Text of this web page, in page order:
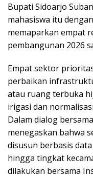
Bupati Sidoarjo
mahasiswa itu
memaparkan empat
pembangunan 2026
Empat sektor
perbaikan
atau ruang terbuka
irigasi dan
Dalam dialog
menegaskan bahwa
disusun berbasis
hingga tingkat
dilakukan bersama